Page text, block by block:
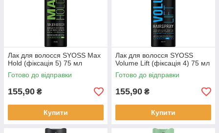
Лак для волосся SYOSS Max
Hold (фіксація 5) 75 мл
Готово до відправки
155,90 ₴
Купити
Лак для волосся SYOSS
Volume Lift (фіксація 4) 75 мл
Готово до відправки
155,90 ₴
Купити